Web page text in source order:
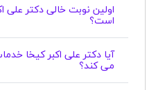
اولین نوبت خالی دکتر علی
است؟
آیا دکتر علی اکبر کیخا
می کند؟